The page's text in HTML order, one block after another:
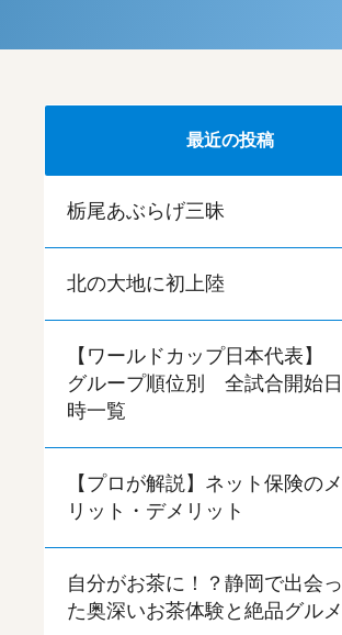
最近の投稿
栃尾あぶらげ三昧
北の大地に初上陸
【ワールドカップ日本代表】
グループ順位別 全試合開始日
時一覧
【プロが解説】ネット保険のメ
リット・デメリット
自分がお茶に！？静岡で出会っ
た奥深いお茶体験と絶品グルメ